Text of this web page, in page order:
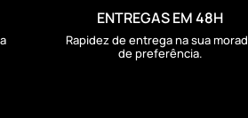
ENTREGAS EM 48H
Rapidez de entrega na sua
de preferência.